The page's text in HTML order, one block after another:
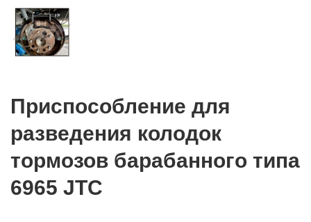
Приспособление для
разведения колодок
тормозов барабанного типа
6965 JTC